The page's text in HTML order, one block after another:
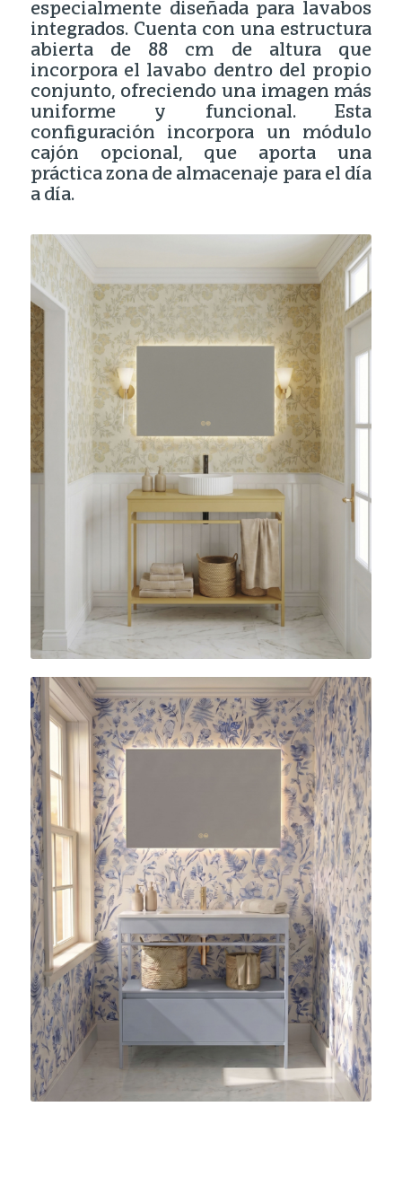
especialmente diseñada para lavabos
integrados. Cuenta con una estructura
abierta de 88 cm de altura que
incorpora el lavabo dentro del propio
conjunto, ofreciendo una imagen más
uniforme y funcional. Esta
configuración incorpora un módulo
cajón opcional, que aporta una
práctica zona de almacenaje para el día
a día.